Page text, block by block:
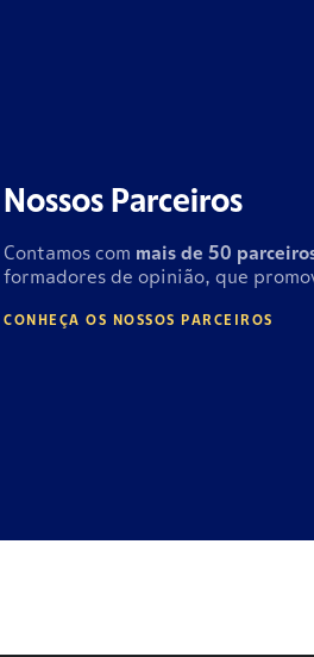
Nossos Parceiros
Contamos com mais de 50
formadores de opinião, que
CONHEÇA OS NOSSOS PARCEIROS